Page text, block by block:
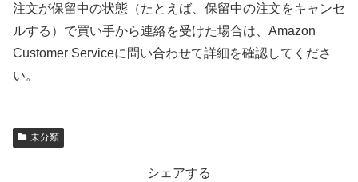
注文が保留中の状態（たとえば、保留中の注文をキャンセ
ルする）で買い手から連絡を受けた場合は、Amazon
Customer Serviceに問い合わせて詳細を確認してくださ
い。
未分類
シェアする